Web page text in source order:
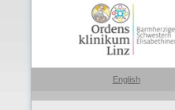
English